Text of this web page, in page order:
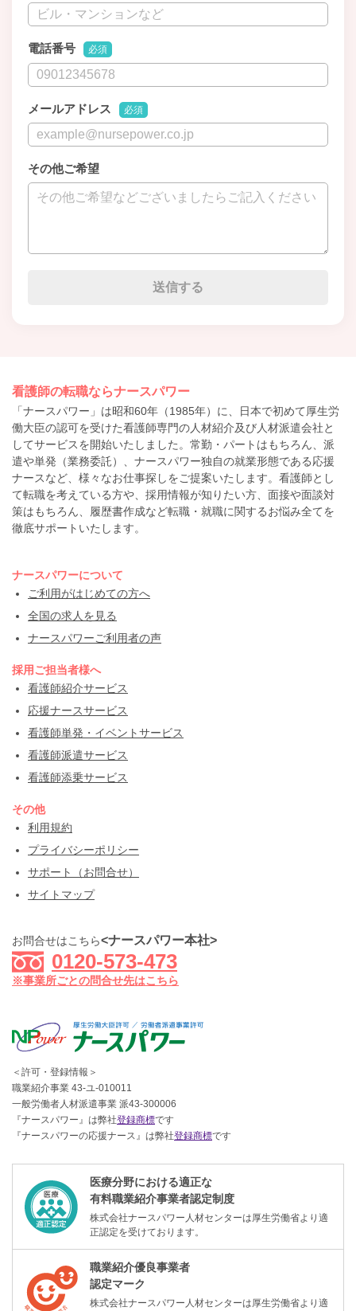
電話番号 必須
メールアドレス 必須
その他ご希望
看護師の転職ならナースパワー
「ナースパワー」は昭和60年（1985年）に、日本で初めて厚生労
働大臣の認可を受けた看護師専門の人材紹介及び人材派遣会社と
してサービスを開始いたしました。常勤・パートはもちろん、派
遣や単発（業務委託）、ナースパワー独自の就業形態である応援
ナースなど、様々なお仕事探しをご提案いたします。看護師とし
て転職を考えている方や、採用情報が知りたい方、面接や面談対
策はもちろん、履歴書作成など転職・就職に関するお悩み全てを
徹底サポートいたします。
ナースパワーについて
ご利用がはじめての方へ
全国の求人を見る
ナースパワーご利用者の声
採用ご担当者様へ
看護師紹介サービス
応援ナースサービス
看護師単発・イベントサービス
看護師派遣サービス
看護師添乗サービス
その他
利用規約
プライバシーポリシー
サポート（お問合せ）
サイトマップ
お問合せはこちら<ナースパワー本社>
0120-573-473
※事業所ごとの問合せ先はこちら
＜許可・登録情報＞
職業紹介事業 43-ユ-010011
一般労働者人材派遣事業 派43-300006
『ナースパワー』は弊社登録商標です
『ナースパワーの応援ナース』は弊社登録商標です
医療分野における適正な
有料職業紹介事業者認定制度
株式会社ナースパワー人材センターは厚生労働省より適
正認定を受けております。
職業紹介優良事業者
認定マーク
株式会社ナースパワー人材センターは厚生労働省より適